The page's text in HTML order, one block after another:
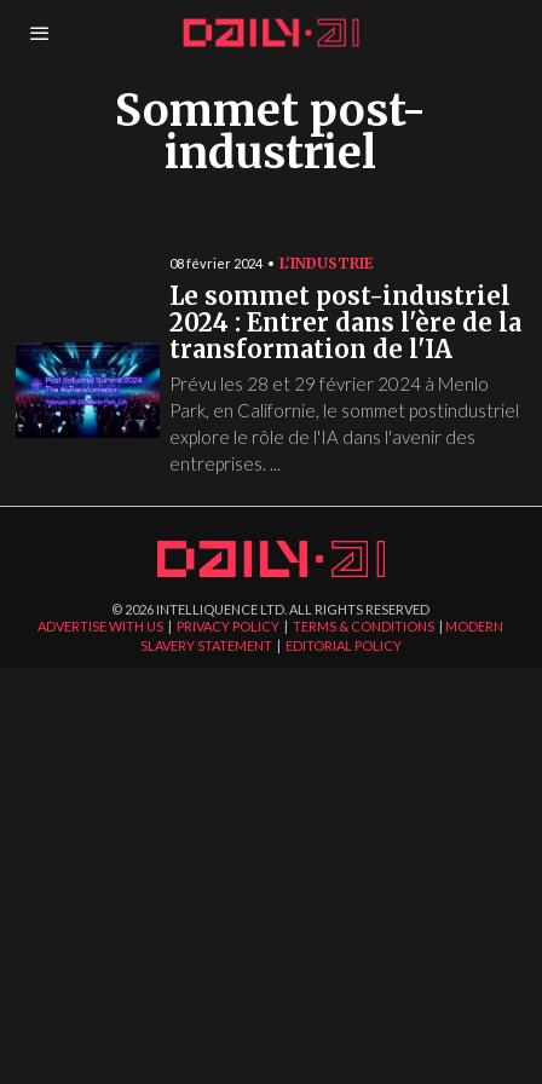
Sommet post-
industriel
08 février 2024 L'INDUSTRIE
Le sommet post-industriel
2024 : Entrer dans l'ère de la
transformation de l'IA
Prévu les 28 et 29 février 2024 à Menlo
Park, en Californie, le sommet postindustriel
explore le rôle de l'IA dans l'avenir des
entreprises. ...
© 2026 INTELLIQUENCE LTD. ALL RIGHTS RESERVED
ADVERTISE WITH US | PRIVACY POLICY |TERMS & CONDITIONS | MODERN
SLAVERY STATEMENT| EDITORIAL POLICY